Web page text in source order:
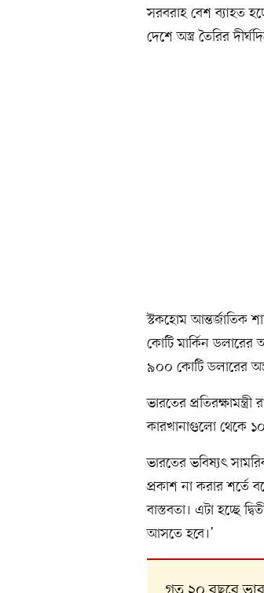
সরবরাহ বেশ ব্যাহত
দেশে অস্ত্র তৈরির
স্টকহোম আন্তর্জাতিক
কোটি মার্কিন ডলারের
৯০০ কোটি ডলারের
ভারতের
কারখানাগুলো থেকে ১০
ভারতের ভবিষ্যৎ
প্রকাশ না করার শর্তে
বাস্তবতা। এটা হচ্ছে
আসতে হবে।’